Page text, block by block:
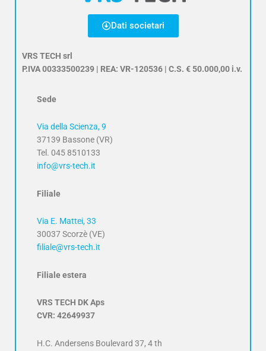
Dati societari
VRS TECH srl
P.IVA 00333500239 | REA: VR-120536 | C.S. € 50.000,00 i.v.
Sede
Via della Scienza, 9
37139 Bassone (VR)
Tel. 045 8510133
info@vrs-tech.it
Filiale
Via E. Mattei, 33
30037 Scorzè (VE)
filiale@vrs-tech.it
Filiale estera
VRS TECH DK Aps
CVR: 42649937
H.C. Andersens Boulevard 37, 4 th